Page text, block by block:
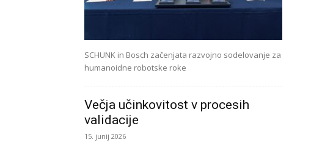
SCHUNK in Bosch začenjata razvojno sodelovanje za
humanoidne robotske roke
Večja učinkovitost v procesih
validacije
15. junij 2026